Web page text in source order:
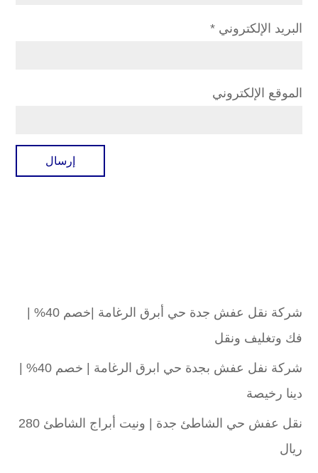
البريد الإلكتروني *
الموقع الإلكتروني
شركة نقل عفش جدة حي أبرق الرغامة |خصم 40% |
فك وتغليف ونقل
شركة نفل عفش بجدة حي ابرق الرغامة | خصم 40% |
دينا رخيصة
نقل عفش حي الشاطئ جدة | ونيت أبراج الشاطئ 280
ريال